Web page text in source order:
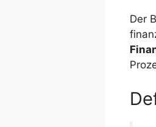
Der